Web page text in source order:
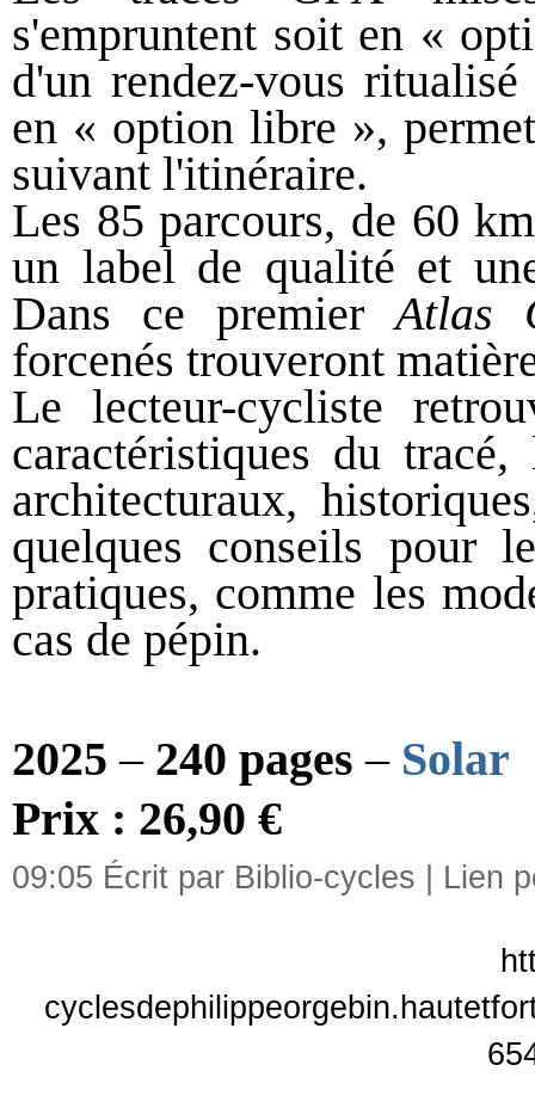
s'empruntent soit en «
d'un rendez-vous
en « option libre »,
suivant l'itinéraire.
Les 85 parcours, de 60
un label de qualité et
Dans ce premierAtlas
forcenés trouveront
Le lecteur-cycliste
caractéristiques du
architecturaux,
quelques conseils pour
pratiques, comme les
cas de pépin.
2025 – 240 pages – Solar
Prix : 26,90 €
09:05 Écrit par Biblio-cycles | Lien